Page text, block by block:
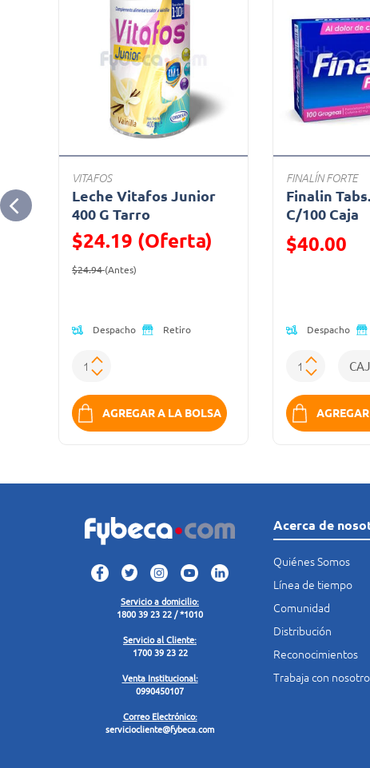
VITAFOS
Leche Vitafos Junior
400 G Tarro
$24.19 (Oferta)
Precio reducido de
$24.94(Antes)
Despacho Retiro
AGREGAR A LA BOLSA
FINALÍN FORTE
Finalin
C/100 Caja
Precio
$40.00
Despacho
Servicio a domicilio:
1800 39 23 22 / *1010
Servicio al Cliente:
1700 39 23 22
Venta Institucional:
0990450107
Correo Electrónico:
serviciocliente@fybeca.com
Acerca de
Quiénes Somos
Línea de tiempo
Comunidad
Distribución
Reconocimientos
Trabaja con